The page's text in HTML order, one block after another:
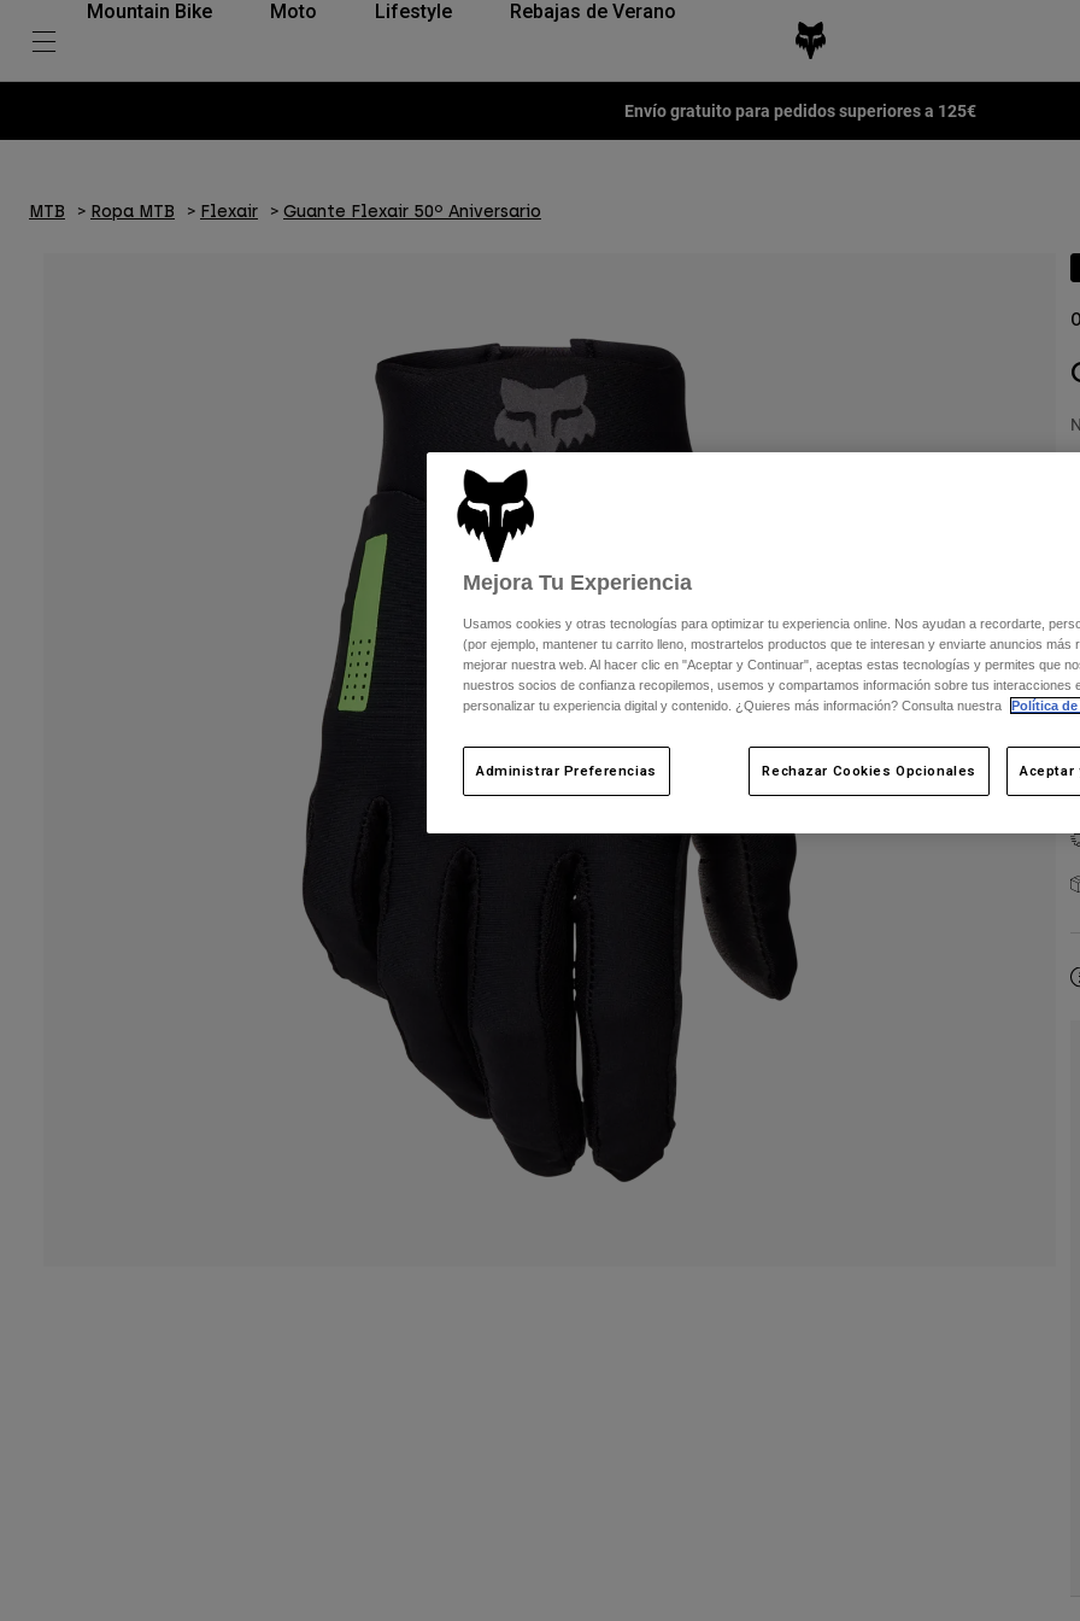
Mountain Bike Moto Lifestyle Rebajas de Verano
Envío gratuito para pedidos superiores a 125€
MTB Ropa MTB Flexair Guante Flexair 50º Aniversario
Mejora Tu Experiencia
Usamos cookies y otras tecnologías para optimizar tu experiencia online. Nos ayudan a recordarte,
(por ejemplo, mantener tu carrito lleno, mostrartelos productos que te interesan y enviarte anuncios más
mejorar nuestra web. Al hacer clic en "Aceptar y Continuar", aceptas estas tecnologías y permites que
nuestros socios de confianza recopilemos, usemos y compartamos información sobre tus interacciones
personalizar tu experiencia digital y contenido. ¿Quieres más información? Consulta nuestra
Política
Administrar Preferencias Rechazar Cookies Opcionales Aceptar